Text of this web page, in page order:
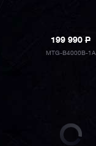
199 990P
MTG-B4000B-1A